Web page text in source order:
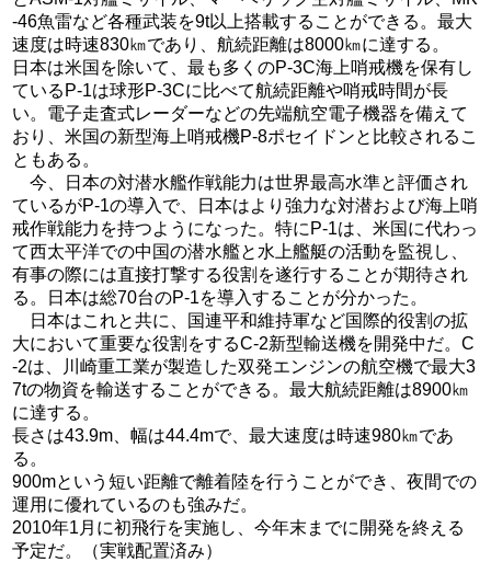
-46魚雷など各種武装を9t以上搭載することができる。最大
速度は時速830㎞であり、航続距離は8000㎞に達する。
日本は米国を除いて、最も多くのP-3C海上哨戒機を保有し
ているP-1は球形P-3Cに比べて航続距離や哨戒時間が長
い。電子走査式レーダーなどの先端航空電子機器を備えて
おり、米国の新型海上哨戒機P-8ポセイドンと比較されるこ
ともある。
今、日本の対潜水艦作戦能力は世界最高水準と評価され
ているがP-1の導入で、日本はより強力な対潜および海上哨
戒作戦能力を持つようになった。特にP-1は、米国に代わっ
て西太平洋での中国の潜水艦と水上艦艇の活動を監視し、
有事の際には直接打撃する役割を遂行することが期待され
る。日本は総70台のP-1を導入することが分かった。
日本はこれと共に、国連平和維持軍など国際的役割の拡
大において重要な役割をするC-2新型輸送機を開発中だ。C
-2は、川崎重工業が製造した双発エンジンの航空機で最大3
7tの物資を輸送することができる。最大航続距離は8900㎞
に達する。
長さは43.9m、幅は44.4mで、最大速度は時速980㎞であ
る。
900mという短い距離で離着陸を行うことができ、夜間での
運用に優れているのも強みだ。
2010年1月に初飛行を実施し、今年末までに開発を終える
予定だ。（実戦配置済み）